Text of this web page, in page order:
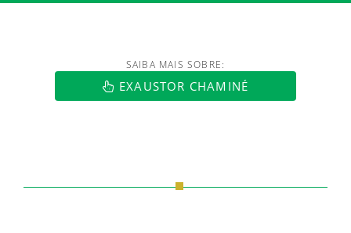
https://www.luftmaxi.com.br/
SAIBA MAIS SOBRE:
EXAUSTOR CHAMINÉ